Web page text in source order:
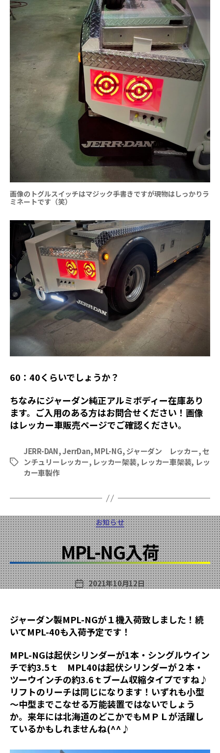
画像のトグルスイッチはマジック手書きですが現物はしっかりラ
ミネートです（笑）
60：40くらいでしょうか？
ちなみにジャーダン純正アルミボディー在庫あり
ます。ご入用のある方はお問合せください！画像
はレッカー車販売ページでご確認ください。
タ
JERR-DAN,JerrDan,MPL-NG,ジャーダン レッカー,セ
ンチュリーレッカー, レッカー架装, レッカー車架装, レッ
カー車製作
カ
テ
ゴ
リ
ー
お知らせ
MPL-NG入荷
投 2021年10月12日
ジャーダン製MPL-NGが１機入荷致しました！続
いてMPL-40も入荷予定です！
MPL-NGは起伏シリンダーが1本・シングルウイン
チで約3.5ｔ MPL40は起伏シリンダーが２本・
ツーウインチの約3.6ｔブーム収縮タイプですね♪
リフトのリーチは同じになります！いずれも小型
～中型までこなせる万能装置ではないでしょう
か。来年には北海道のどこかでもＭＰＬが活躍し
ているかもしれませんね(^^♪